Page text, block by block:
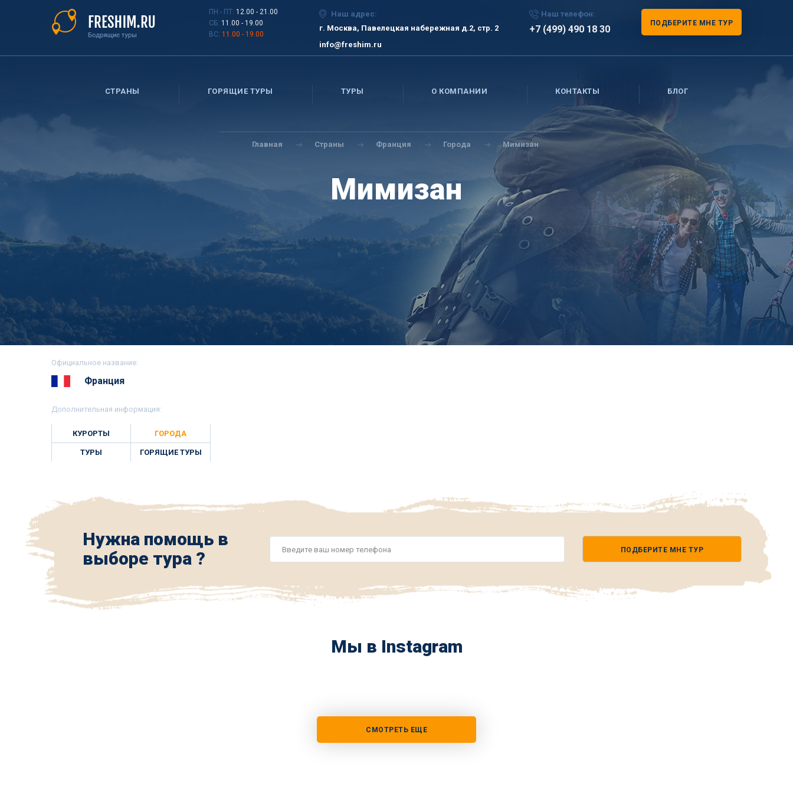
ПН - ПТ: 12.00 - 21.00
СБ: 11.00 - 19.00
ВС: 11.00 - 19.00
Наш адрес:
г. Москва, Павелецкая набережная д.2, стр. 2
info@freshim.ru
Наш телефон:
+7 (499) 490 18 30
ПОДБЕРИТЕ МНЕ ТУР
СТРАНЫ ГОРЯЩИЕ ТУРЫ ТУРЫ О КОМПАНИИ КОНТАКТЫ БЛОГ
Вы
здесь
Главная Страны Франция Города Мимизан
Мимизан
Официальное название:
Франция
Дополнительная информация:
КУРОРТЫ ГОРОДА
ТУРЫ ГОРЯЩИЕ ТУРЫ
Нужна помощь в
выборе тура ?
*
ПОДБЕРИТЕ МНЕ ТУР
Мы в Instagram
СМОТРЕТЬ ЕЩЕ